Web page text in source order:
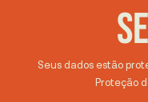
Seus dados estão
Proteção